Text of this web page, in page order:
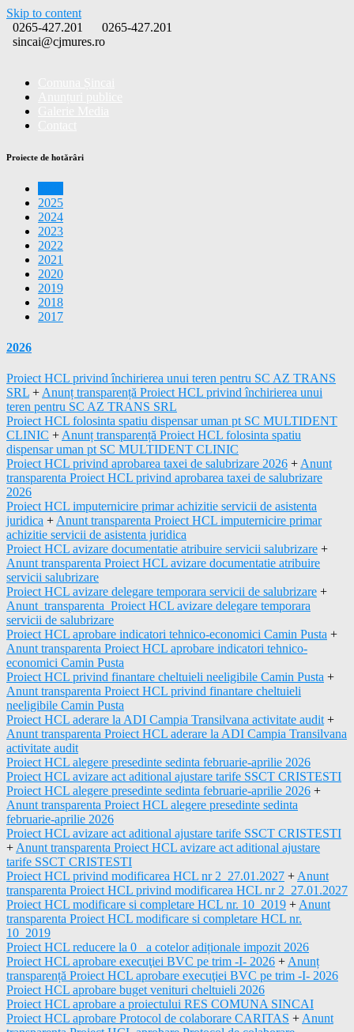
Skip to content
0265-427.201
0265-427.201
sincai@cjmures.ro
Proiecte de hotărâri
2025
2024
2023
2022
2021
2020
2019
2018
2017
2026
Proiect HCL privind închirierea unui teren pentru SC AZ TRANS
SRL +Anunț transparență Proiect HCL privind închirierea unui
teren pentru SC AZ TRANS SRL
Proiect HCL folosinta spatiu dispensar uman pt SC MULTIDENT
CLINIC +Anunț transparență Proiect HCL folosinta spatiu
dispensar uman pt SC MULTIDENT CLINIC
Proiect HCL privind aprobarea taxei de salubrizare 2026 +Anunt
transparenta Proiect HCL privind aprobarea taxei de salubrizare
2026
Proiect HCL imputernicire primar achizitie servicii de asistenta
juridica +Anunt transparenta Proiect HCL imputernicire primar
achizitie servicii de asistenta juridica
Proiect HCL avizare documentatie atribuire servicii salubrizare +
Anunt transparenta Proiect HCL avizare documentatie atribuire
servicii salubrizare
Proiect HCL avizare delegare temporara servicii de salubrizare +
Anunt_transparenta_Proiect HCL avizare delegare temporara
servicii de salubrizare
Proiect HCL aprobare indicatori tehnico-economici Camin Pusta +
Anunt transparenta Proiect HCL aprobare indicatori tehnico-
economici Camin Pusta
Proiect HCL privind finantare cheltuieli neeligibile Camin Pusta +
Anunt transparenta Proiect HCL privind finantare cheltuieli
neeligibile Camin Pusta
Proiect HCL aderare la ADI Campia Transilvana activitate audit+
Anunt transparenta Proiect HCL aderare la ADI Campia Transilvana
activitate audit
Proiect HCL alegere presedinte sedinta februarie-aprilie 2026
Proiect HCL avizare act aditional ajustare tarife SSCT CRISTESTI
Proiect HCL alegere presedinte sedinta februarie-aprilie 2026 +
Anunt transparenta Proiect HCL alegere presedinte sedinta
februarie-aprilie 2026
Proiect HCL avizare act aditional ajustare tarife SSCT CRISTESTI
+Anunt transparenta Proiect HCL avizare act aditional ajustare
tarife SSCT CRISTESTI
Proiect HCL privind modificarea HCL nr 2_27.01.2027 +Anunt
transparenta Proiect HCL privind modificarea HCL nr 2_27.01.2027
Proiect HCL modificare si completare HCL nr. 10_2019 +Anunt
transparenta Proiect HCL modificare si completare HCL nr.
10_2019
Proiect HCL reducere la 0_ a cotelor adiționale impozit 2026
Proiect HCL aprobare execuţiei BVC pe trim -I- 2026 +Anunț
transparență Proiect HCL aprobare execuţiei BVC pe trim -I- 2026
Proiect HCL aprobare buget venituri cheltuieli 2026
Proiect HCL aprobare a proiectului RES COMUNA SINCAI
Proiect HCL aprobare Protocol de colaborare CARITAS +Anunt